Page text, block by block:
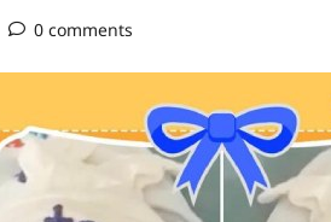
0 comments